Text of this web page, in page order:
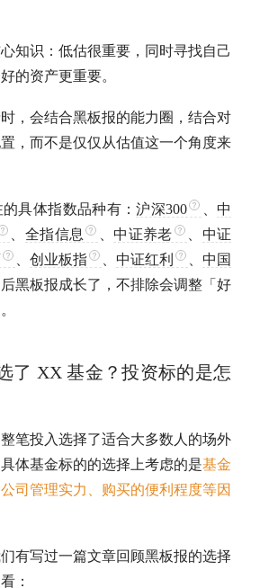
知识：低估很重要，同时寻找自己
的资产更重要。
，会结合黑板报的能力圈 ，结合对
，而不是仅仅从估值这一个角度来
具体指数品种有：沪深300 、中
全指信息 、中证养老
中证
创业板指 中证红利
中国
黑板报成长了，不排除会调整「好
了 XX 基金？投资标的是怎
整笔投入选择了适合大多数人的场外
具体基金标的的选择上考虑的是基金
司管理实力、购买的便利程度等因
有写过一篇文章回顾黑板报的选择
：